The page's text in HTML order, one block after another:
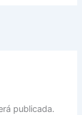
publicada.